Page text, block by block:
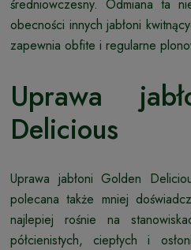
średniowczesny. Odmiana ta
obecności innych jabłoni
zapewnia obfite i regularne
Uprawa
Delicious
Uprawa jabłoni Golden
polecana także mniej
najlepiej rośnie na
półcienistych, ciepłych i